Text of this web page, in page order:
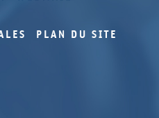
PLAN DU SITE